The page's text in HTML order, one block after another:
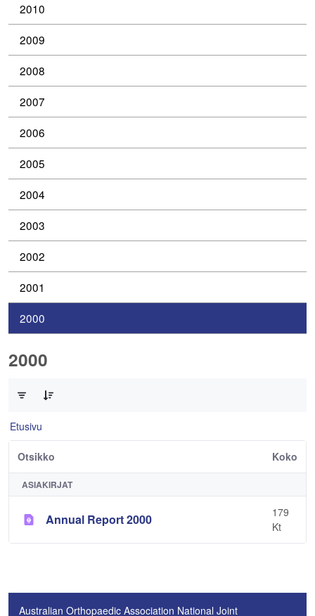
2010
2009
2008
2007
2006
2005
2004
2003
2002
2001
2000
2000
Etusivu
Otsikko Koko
ASIAKIRJAT
Annual Report 2000
179
Kt
Australian Orthopaedic Association National Joint